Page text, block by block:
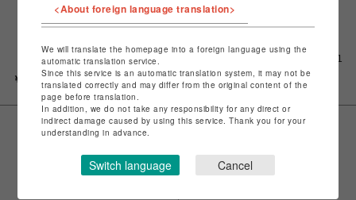
『天使のたまご』T-SHIRT 02
￥6,500
『天使のたまご』L/S T-SHIRT 01
￥7,500
<About foreign language translation>
We will translate the homepage into a foreign language using the
automatic translation service.
Since this service is an automatic translation system, it may not be
translated correctly and may differ from the original content of the
page before translation.
In addition, we do not take any responsibility for any direct or
indirect damage caused by using this service. Thank you for your
understanding in advance.
Switch language Cancel